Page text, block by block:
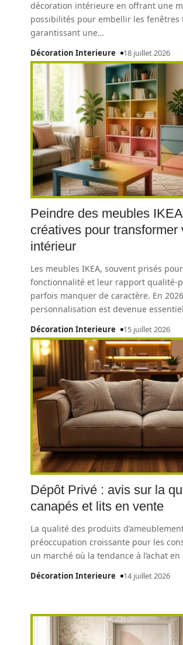
décoration intérieure en offrant une
possibilités pour embellir les fenêtres
garantissant une…
Décoration Interieure 18 juillet 2026
Peindre des meubles
créatives pour transformer
intérieur
Les meubles IKEA, souvent prisés
fonctionnalité et leur rapport qualité-
parfois manquer de caractère. En
personnalisation est devenue
Décoration Interieure 15 juillet 2026
Dépôt Privé : avis sur la
canapés et lits en vente
La qualité des produits
préoccupation croissante pour les
un marché où la tendance à l’achat
Décoration Interieure 14 juillet 2026